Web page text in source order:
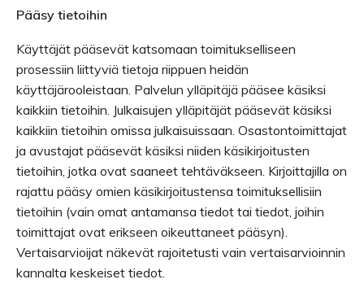
Pääsy tietoihin
Käyttäjät pääsevät katsomaan toimitukselliseen
prosessiin liittyviä tietoja riippuen heidän
käyttäjärooleistaan. Palvelun ylläpitäjä pääsee käsiksi
kaikkiin tietoihin. Julkaisujen ylläpitäjät pääsevät käsiksi
kaikkiin tietoihin omissa julkaisuissaan. Osastontoimittajat
ja avustajat pääsevät käsiksi niiden käsikirjoitusten
tietoihin, jotka ovat saaneet tehtäväkseen. Kirjoittajilla on
rajattu pääsy omien käsikirjoitustensa toimituksellisiin
tietoihin (vain omat antamansa tiedot tai tiedot, joihin
toimittajat ovat erikseen oikeuttaneet pääsyn).
Vertaisarvioijat näkevät rajoitetusti vain vertaisarvioinnin
kannalta keskeiset tiedot.